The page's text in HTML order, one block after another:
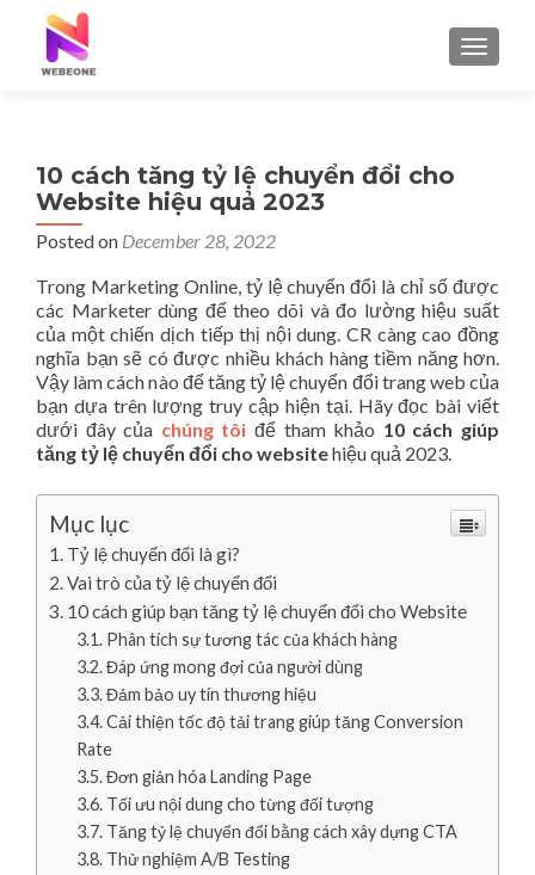
10 cách tăng tỷ lệ chuyển đổi cho
Website hiệu quả 2023
Posted on December 28, 2022
Trong Marketing Online, tỷ lệ chuyển đổi là chỉ số được
các Marketer dùng để theo dõi và đo lường hiệu suất
của một chiến dịch tiếp thị nội dung. CR càng cao đồng
nghĩa bạn sẽ có được nhiều khách hàng tiềm năng hơn.
Vậy làm cách nào để tăng tỷ lệ chuyển đổi trang web của
bạn dựa trên lượng truy cập hiện tại. Hãy đọc bài viết
dưới đây của chúng tôi để tham khảo 10 cách giúp
tăng tỷ lệ chuyển đổi cho websitehiệu quả 2023.
Mục lục
Tỷ lệ chuyển đổi là gì?
Vai trò của tỷ lệ chuyển đổi
10 cách giúp bạn tăng tỷ lệ chuyển đổi cho Website
Phân tích sự tương tác của khách hàng
Đáp ứng mong đợi của người dùng
Đảm bảo uy tín thương hiệu
Cải thiện tốc độ tải trang giúp tăng Conversion
Rate
Đơn giản hóa Landing Page
Tối ưu nội dung cho từng đối tượng
Tăng tỷ lệ chuyển đổi bằng cách xây dựng CTA
Thử nghiệm A/B Testing